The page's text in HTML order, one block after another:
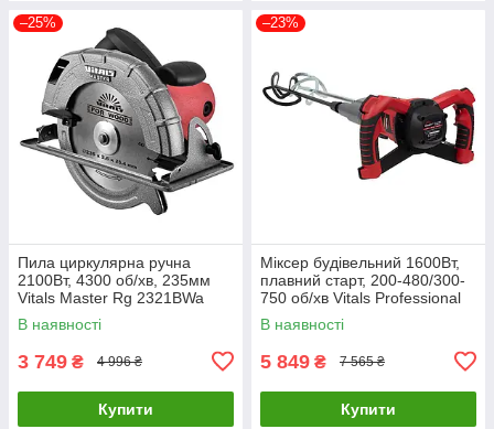
–25%
Пила циркулярна ручна
2100Вт, 4300 об/хв, 235мм
Vitals Master Rg 2321BWa
52096
В наявності
3 749 ₴ 4 996 ₴
Купити
–23%
Міксер будівельний 1600Вт,
плавний старт, 200-480/300-
750 об/хв Vitals Professional
Em 1612-2BR PROTECTION+
110973
В наявності
5 849 ₴ 7 565 ₴
Купити